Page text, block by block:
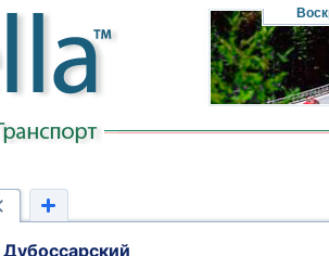
Дубоссарский